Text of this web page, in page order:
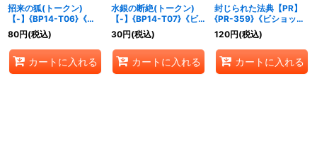
招来の狐(トークン)
【-】{BP14-T06}《ビ
ショップ》
80円(税込)
カートに入れる
水銀の断絶(トークン)
【-】{BP14-T07}《ビ
ショップ》
30円(税込)
カートに入れる
封じられた法典【PR】
{PR-359}《ビショッ
プ》
120円(税込)
カートに入れる